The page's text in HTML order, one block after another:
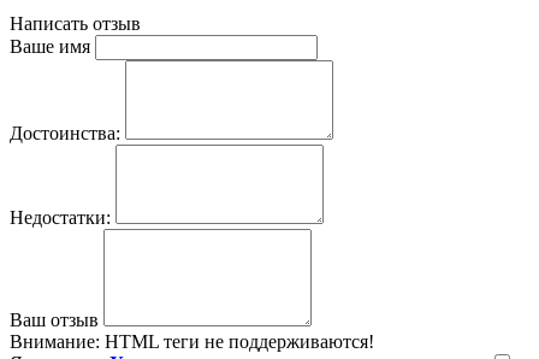
Написать отзыв
Ваше имя
Достоинства:
Недостатки:
Ваш отзыв
Внимание: HTML теги не поддерживаются!